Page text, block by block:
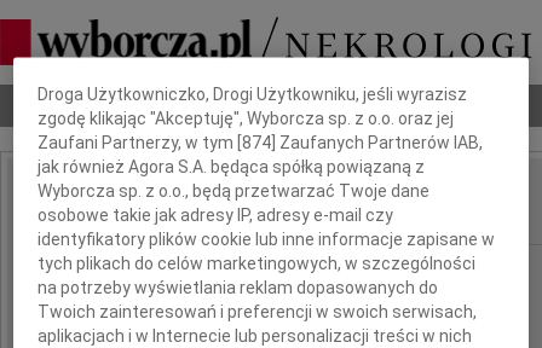
Nekrologi Odeszli Poradnik pogrzebowy
IMIĘ I NAZWISKO: Mirosław Wierzchnicki
REGION: Warszawa
DATA EMISJI: 19.03.2010
Dbamy o Twoją prywatność
Droga Użytkowniczko, Drogi Użytkowniku, jeśli wyrazisz
zgodę klikając "Akceptuję", Wyborcza sp. z o.o. oraz jej
Zaufani Partnerzy, w tym [874 ] Zaufanych Partnerów IAB,
jak również Agora S.A. będąca spółką powiązaną z
Wyborcza sp. z o.o., będą przetwarzać Twoje dane
osobowe takie jak adresy IP, adresy e-mail czy
identyfikatory plików cookie lub inne informacje zapisane w
tych plikach do celów marketingowych, w szczególności
na potrzeby wyświetlania reklam dopasowanych do
Twoich zainteresowań i preferencji w swoich serwisach,
aplikacjach i w Internecie lub personalizacji treści w nich